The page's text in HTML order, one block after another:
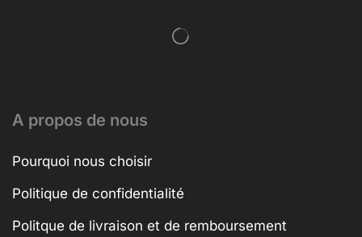
A propos de nous
Pourquoi nous choisir
Politique de confidentialité
Politque de livraison et de remboursement